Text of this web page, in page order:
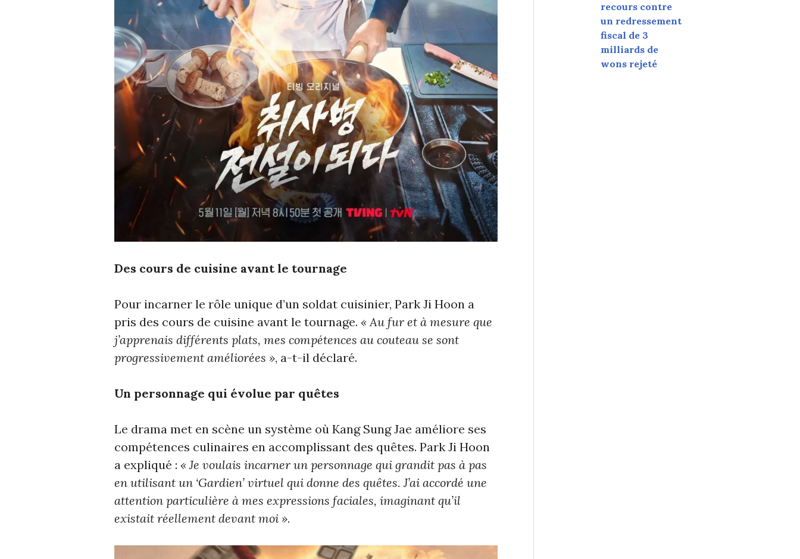
Des cours de cuisine avant le tournage
Pour incarner le rôle unique d’un soldat cuisinier, Park Ji Hoon a
pris des cours de cuisine avant le tournage. « Au fur et à mesure que
j’apprenais différents plats, mes compétences au couteau se sont
progressivement améliorées », a-t-il déclaré.
Un personnage qui évolue par quêtes
Le drama met en scène un système où Kang Sung Jae améliore ses
compétences culinaires en accomplissant des quêtes. Park Ji Hoon
a expliqué : « Je voulais incarner un personnage qui grandit pas à pas
en utilisant un ‘Gardien’ virtuel qui donne des quêtes. J’ai accordé une
attention particulière à mes expressions faciales, imaginant qu’il
existait réellement devant moi ».
recours contre
un redressement
fiscal de 3
milliards de
wons rejeté